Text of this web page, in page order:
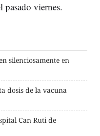
pasado viernes.
silenciosamente en
dosis de la vacuna
Can Ruti de